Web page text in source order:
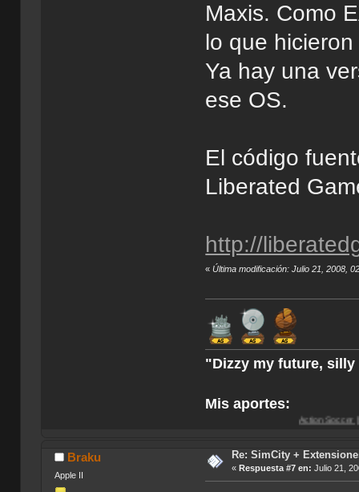
Maxis. Como
lo que
Ya hay una
ese OS.
El código
Liberated
http://
«Última modificación: Julio 21, 2008,
"Dizzy my future, silly
Mis aportes:
Action Soccer [Imagen CD]-
Braku
Apple II
Re: SimCity +
« Respuesta #7 en: Julio 21,